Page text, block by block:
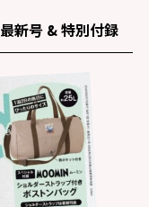
最新号 & 特別付録